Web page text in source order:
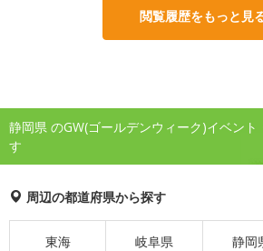
閲覧履歴をもっと見
静岡県 のGW(ゴールデンウィーク)イベン
す
周辺の都道府県から探す
東海 岐阜県 静岡